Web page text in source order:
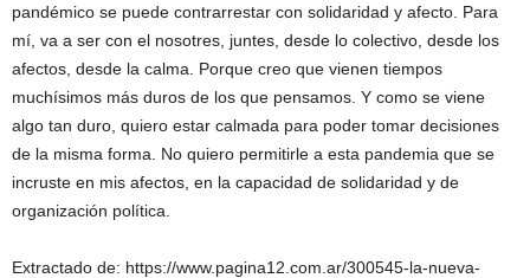
pandémico se puede contrarrestar con solidaridad y afecto. Para
mí, va a ser con el nosotres, juntes, desde lo colectivo, desde los
afectos, desde la calma. Porque creo que vienen tiempos
muchísimos más duros de los que pensamos. Y como se viene
algo tan duro, quiero estar calmada para poder tomar decisiones
de la misma forma. No quiero permitirle a esta pandemia que se
incruste en mis afectos, en la capacidad de solidaridad y de
organización política.
Extractado de: https://www.pagina12.com.ar/300545-la-nueva-